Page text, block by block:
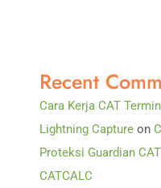
Recent
Cara Kerja CAT
Lightning Capture on
Proteksi Guardian
CATCALC